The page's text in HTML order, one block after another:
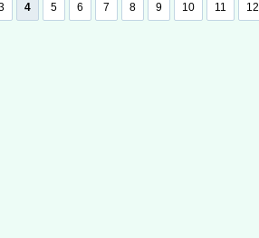
4 5 6 7 8 9 10 11 12